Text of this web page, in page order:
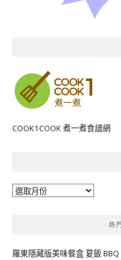
COOK1COOK 煮一煮食譜網
彙
熱
羅東隱藏版美味餐盒 夏飯